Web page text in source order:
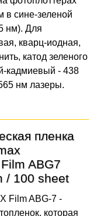
в сине-зеленой
нм). Для
кварц-иодная,
катод зеленого
кадмиевый - 438
нм лазеры.
пленка
ABG7
/ 100 sheet
Film ABG-7 -
которая